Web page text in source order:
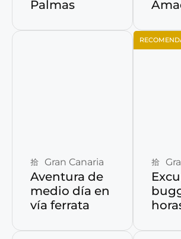
Palmas
Gran Canaria
Aventura de
medio día en
vía ferrata